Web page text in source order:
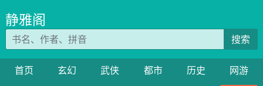
静雅阁
搜索
首页 玄幻 武侠 都市 历史
网游